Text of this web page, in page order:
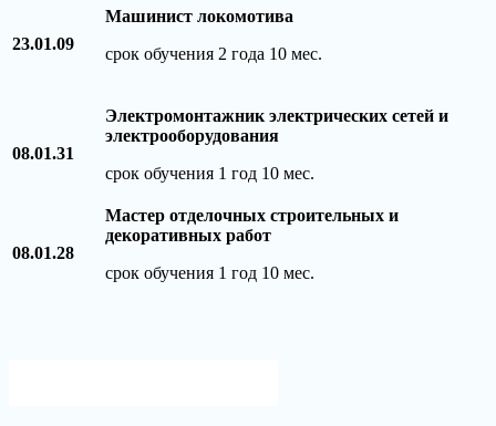
23.01.09
Машинист локомотива
срок обучения 2 года 10 мес.
08.01.31
Электромонтажник электрических сетей и
электрооборудования
срок обучения 1 год 10 мес.
08.01.28
Мастер отделочных строительных и
декоративных работ
срок обучения 1 год 10 мес.